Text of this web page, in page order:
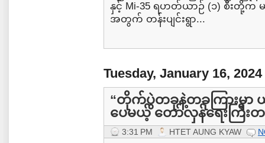
နှင့် Mi-35 ရဟတ်ယာဉ် (၁) စီးတို့က မ
အတွက် တန်းပျင်းရွာ...
Tuesday, January 16, 2024
“တိုက်ပွဲတခုနဲ့တခုကြားမှာ
ပေမယ့် တော်လှန်ရေးကြီးတ
3:31 PM HTET AUNG KYAW